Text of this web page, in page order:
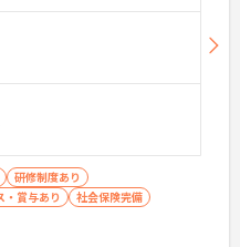
研修制度あり
・賞与あり
社会保険完備